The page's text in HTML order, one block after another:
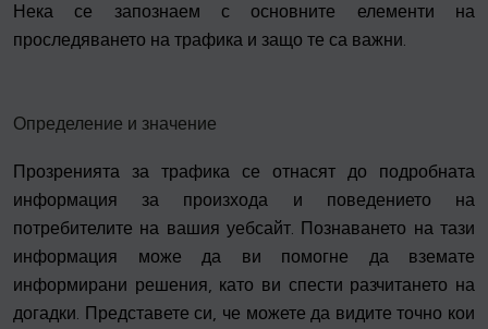
Нека се запознаем с основните елементи на
проследяването на трафика и защо те са важни.
Определение и значение
Прозренията за трафика се отнасят до подробната
информация за произхода и поведението на
потребителите на вашия уебсайт. Познаването на тази
информация може да ви помогне да вземате
информирани решения, като ви спести разчитането на
догадки. Представете си, че можете да видите точно кои